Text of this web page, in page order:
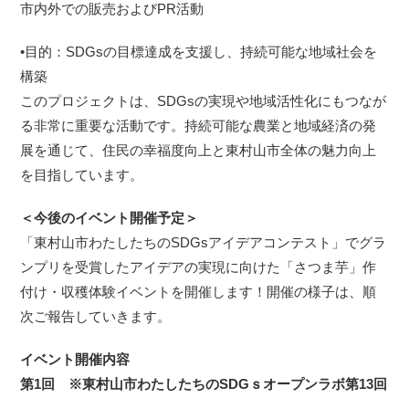
市内外での販売およびPR活動
•目的：SDGsの目標達成を支援し、持続可能な地域社会を
構築
このプロジェクトは、SDGsの実現や地域活性化にもつなが
る非常に重要な活動です。持続可能な農業と地域経済の発
展を通じて、住民の幸福度向上と東村山市全体の魅力向上
を目指しています。
＜今後のイベント開催予定＞
「東村山市わたしたちのSDGsアイデアコンテスト」でグラ
ンプリを受賞したアイデアの実現に向けた「さつま芋」作
付け・収穫体験イベントを開催します！開催の様子は、順
次ご報告していきます。
イベント開催内容
第1回 ※東村山市わたしたちのSDG ｓオープンラボ第13回